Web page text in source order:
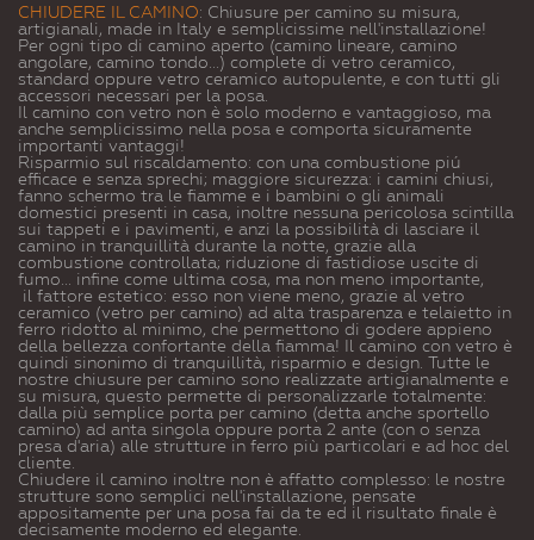
CHIUDERE IL CAMINO: Chiusure per camino su misura,
artigianali, made in Italy e semplicissime nell'installazione!
Per ogni tipo di camino aperto (camino lineare, camino
angolare, camino tondo...) complete di vetro ceramico,
standard oppure vetro ceramico autopulente, e con tutti gli
accessori necessari per la posa.
Il camino con vetro non è solo moderno e vantaggioso, ma
anche semplicissimo nella posa e comporta sicuramente
importanti vantaggi!
Risparmio sul riscaldamento: con una combustione piú
efficace e senza sprechi; maggiore sicurezza: i camini chiusi,
fanno schermo tra le fiamme e i bambini o gli animali
domestici presenti in casa, inoltre nessuna pericolosa scintilla
sui tappeti e i pavimenti, e anzi la possibilità di lasciare il
camino in tranquillità durante la notte, grazie alla
combustione controllata; riduzione di fastidiose uscite di
fumo... infine come ultima cosa, ma non meno importante,
il fattore estetico: esso non viene meno, grazie al vetro
ceramico (vetro per camino) ad alta trasparenza e telaietto in
ferro ridotto al minimo, che permettono di godere appieno
della bellezza confortante della fiamma! Il camino con vetro è
quindi sinonimo di tranquillità, risparmio e design. Tutte le
nostre chiusure per camino sono realizzate artigianalmente e
su misura, questo permette di personalizzarle totalmente:
dalla più semplice porta per camino (detta anche sportello
camino) ad anta singola oppure porta 2 ante (con o senza
presa d'aria) alle strutture in ferro più particolari e ad hoc del
cliente.
Chiudere il camino inoltre non è affatto complesso: le nostre
strutture sono semplici nell'installazione, pensate
appositamente per una posa fai da te ed il risultato finale è
decisamente moderno ed elegante.